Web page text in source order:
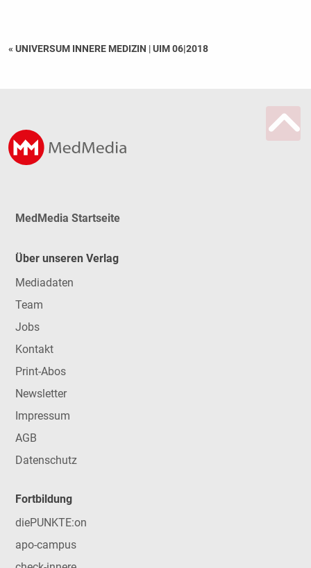
« UNIVERSUM INNERE MEDIZIN |UIM 06|2018
MedMedia Startseite
Über unseren Verlag
Mediadaten
Team
Jobs
Kontakt
Print-Abos
Newsletter
Impressum
AGB
Datenschutz
Fortbildung
diePUNKTE:on
apo-campus